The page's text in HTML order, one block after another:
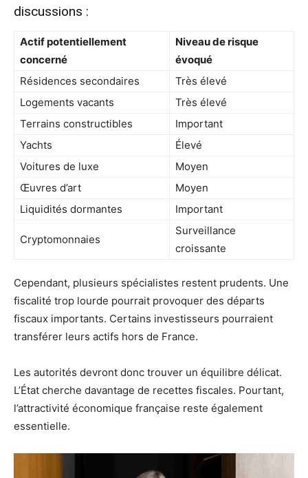
discussions :
Actif potentiellement
concerné
Niveau de risque
évoqué
Résidences secondaires
Très élevé
Logements vacants
Très élevé
Terrains constructibles
Important
Yachts
Élevé
Voitures de luxe
Moyen
Œuvres d’art
Moyen
Liquidités dormantes
Important
Cryptomonnaies
Surveillance
croissante
Cependant, plusieurs spécialistes restent prudents. Une
fiscalité trop lourde pourrait provoquer des départs
fiscaux importants. Certains investisseurs pourraient
transférer leurs actifs hors de France.
Les autorités devront donc trouver un équilibre délicat.
L’État cherche davantage de recettes fiscales. Pourtant,
l’attractivité économique française reste également
essentielle.